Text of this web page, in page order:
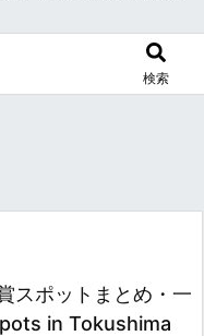
検索
スポットまとめ・一
in Tokushima